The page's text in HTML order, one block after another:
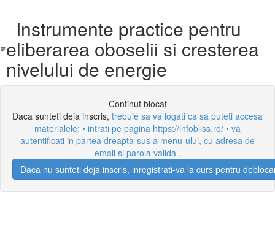
Instrumente practice pentru
eliberarea oboselii si cresterea
nivelului de energie
Continut blocat
Daca sunteti deja inscris, trebuie sa va logati ca sa puteti accesa
materialele: • intrati pe pagina https://infobliss.ro/ • va
autentificati in partea dreapta-sus a menu-ului, cu adresa de
email si parola valida .
Daca nu sunteti deja inscris, inregistrati-va la curs pentru